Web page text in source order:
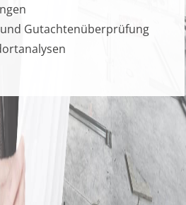
Gutachtenüberprüfung